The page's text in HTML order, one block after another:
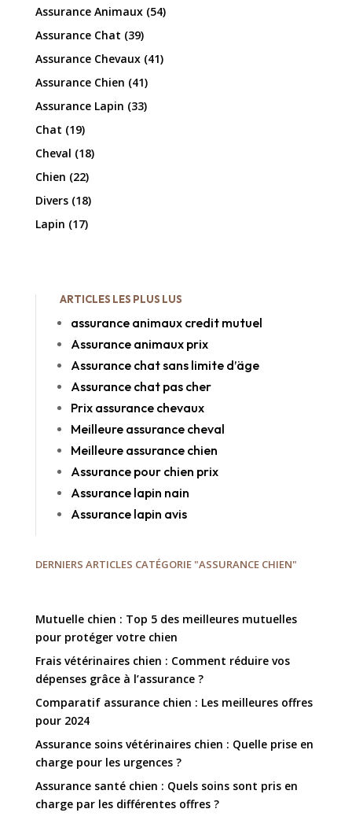
Assurance Animaux(54)
Assurance Chat (39)
Assurance Chevaux(41)
Assurance Chien (41)
Assurance Lapin (33)
Chat (19)
Cheval (18)
Chien (22)
Divers(18)
Lapin (17)
ARTICLES LES PLUS LUS
assurance animaux credit mutuel
Assurance animaux prix
Assurance chat sans limite d’äge
Assurance chat pas cher
Prix assurance chevaux
Meilleure assurance cheval
Meilleure assurance chien
Assurance pour chien prix
Assurance lapin nain
Assurance lapin avis
DERNIERS ARTICLES CATÉGORIE "ASSURANCE CHIEN"
Mutuelle chien : Top 5 des meilleures mutuelles
pour protéger votre chien
Frais vétérinaires chien : Comment réduire vos
dépenses grâce à l’assurance ?
Comparatif assurance chien : Les meilleures offres
pour 2024
Assurance soins vétérinaires chien : Quelle prise en
charge pour les urgences ?
Assurance santé chien : Quels soins sont pris en
charge par les différentes offres ?